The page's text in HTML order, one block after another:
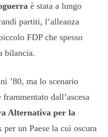
è stata a lungo
partiti, l’alleanza
FDP che spesso
bilancia.
’80, ma lo scenario
dall’ascesa
Alternativa per la
un Paese la cui oscura